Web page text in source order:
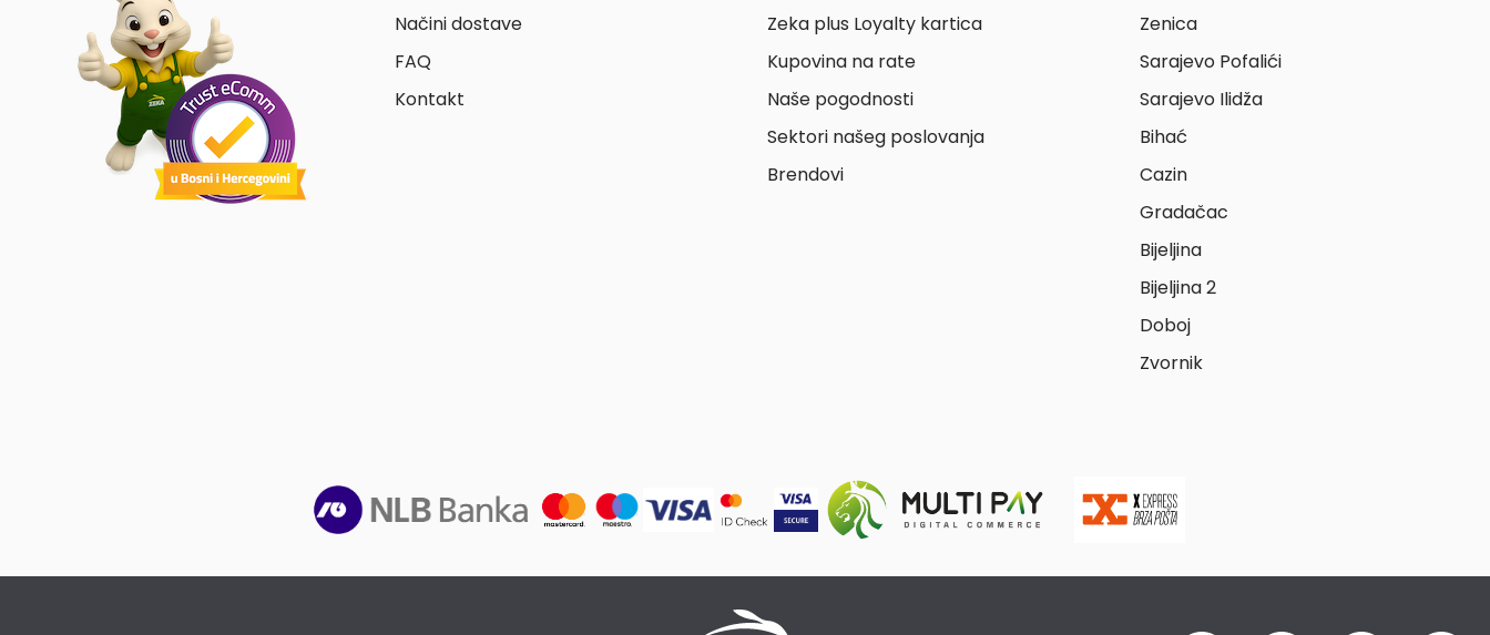
Načini dostave
FAQ
Kontakt
Zeka plus Loyalty kartica
Kupovina na rate
Naše pogodnosti
Sektori našeg poslovanja
Brendovi
Zenica
Sarajevo Pofalići
Sarajevo Ilidža
Bihać
Cazin
Gradačac
Bijeljina
Bijeljina 2
Doboj
Zvornik